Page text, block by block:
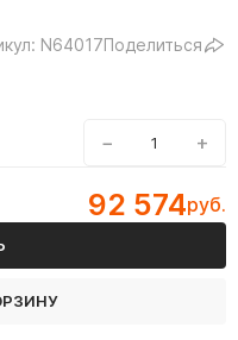
N64017Поделиться
− +
92 574руб.